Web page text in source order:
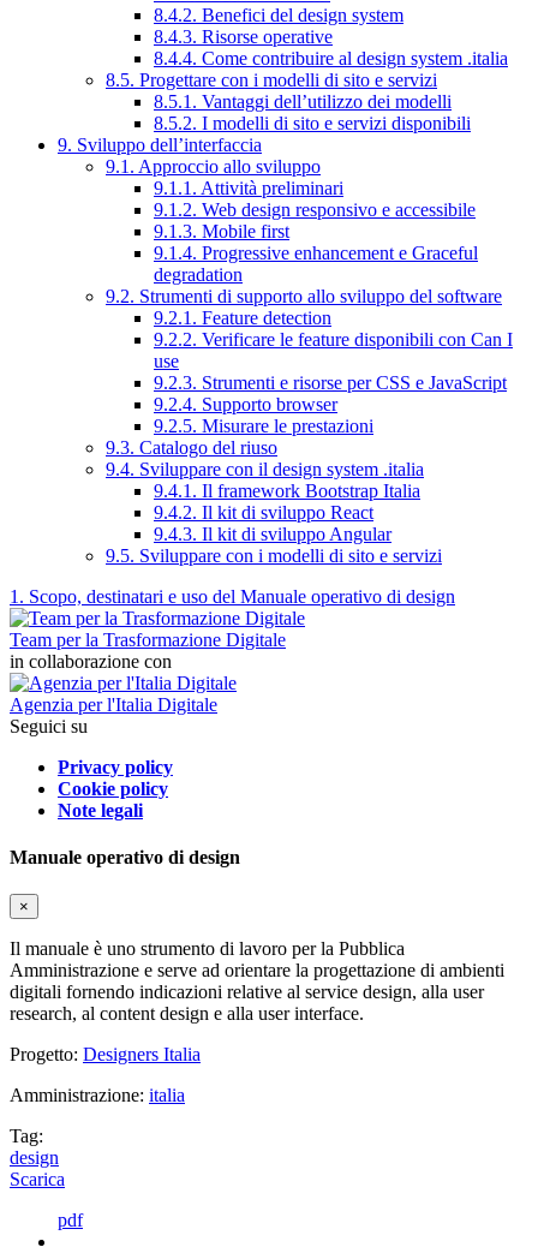
8.4.2. Benefici del design system
8.4.3. Risorse operative
8.4.4. Come contribuire al design system .italia
8.5. Progettare con i modelli di sito e servizi
8.5.1. Vantaggi dell’utilizzo dei modelli
8.5.2. I modelli di sito e servizi disponibili
9. Sviluppo dell’interfaccia
9.1. Approccio allo sviluppo
9.1.1. Attività preliminari
9.1.2. Web design responsivo e accessibile
9.1.3. Mobile first
9.1.4. Progressive enhancement e Graceful
degradation
9.2. Strumenti di supporto allo sviluppo del software
9.2.1. Feature detection
9.2.2. Verificare le feature disponibili con Can I
use
9.2.3. Strumenti e risorse per CSS e JavaScript
9.2.4. Supporto browser
9.2.5. Misurare le prestazioni
9.3. Catalogo del riuso
9.4. Sviluppare con il design system .italia
9.4.1. Il framework Bootstrap Italia
9.4.2. Il kit di sviluppo React
9.4.3. Il kit di sviluppo Angular
9.5. Sviluppare con i modelli di sito e servizi
1. Scopo, destinatari e uso del Manuale operativo di design
Team per la Trasformazione Digitale
in collaborazione con
Agenzia per l'Italia Digitale
Seguici su
Privacy policy
Cookie policy
Note legali
Manuale operativo di design
×
Il manuale è uno strumento di lavoro per la Pubblica
Amministrazione e serve ad orientare la progettazione di ambienti
digitali fornendo indicazioni relative al service design, alla user
research, al content design e alla user interface.
Progetto: Designers Italia
Amministrazione: italia
Tag:
design
Scarica
pdf